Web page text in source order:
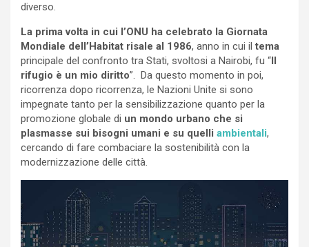
diverso.
La prima volta in cui l’ONU ha celebrato la Giornata
Mondiale dell’Habitat risale al 1986, anno in cui iltema
principale del confronto tra Stati, svoltosi a Nairobi, fu “
rifugio è un mio diritto”. Da questo momento in poi,
ricorrenza dopo ricorrenza, le Nazioni Unite si sono
impegnate tanto per la sensibilizzazione quanto per la
promozione globale di un mondo urbano che si
plasmasse sui bisogni umani e su quelli ambientali,
cercando di fare combaciare la sostenibilità con la
modernizzazione delle città.